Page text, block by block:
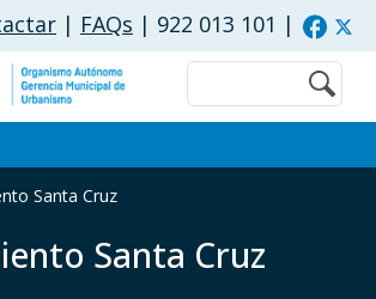
principal
| FAQs | 922 013 101 |
Buscar
Santa Cruz
Santa Cruz